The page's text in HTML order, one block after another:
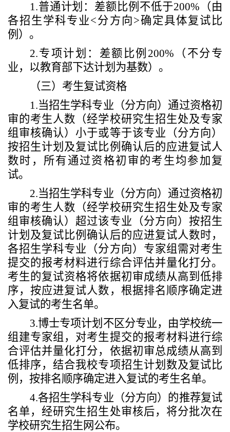
1.普通计划 ：差额比例 不低于200% （由
各招生学科专业<分方向>确定具体复试比
例）。
2.专项计划：差额比例 200% （ 不分专
业，以教育部下达计划为基数）。
（三）考生复试资格
1.当招生学科专业 （分方向） 通过资格初
审的考生人数（经学校研究生招生处及专家
组审核确认）小于或等于该专业 （分方向）
按招生计划 及复试比例 确认后的应进复试人
数时，所有通过资格初审的考生均参加复
试。
2.当招生学科专业 （分方向） 通过资格初
审的考生人数（经学校研究生招生处及专家
组审核确认）超过该专业 （分方向） 按招生
计划及复试比例确认后的应进复试人数时，
各招生学科专业 （分方向） 专家组需对考生
提交的报考材料进行综合评估并量化打分。
考生的复试资格将依据初审成绩从高到低排
序，按应进复试人数，根据排名顺序确定进
入复试的考生名单。
3.博士专项计划 不区分专业，由学校统一
组建专家组， 对考生提交的报考材料进行综
合评估并量化打分， 依据初审总成绩从高到
低排序，结合我校专项招生计划数及复试比
例，按排名顺序确定进入复试的考生名单。
4.各招生学科专业（分方向）的推荐复试
名单，经研究生招生处审核后，将分批次在
学校研究生招生网公布。